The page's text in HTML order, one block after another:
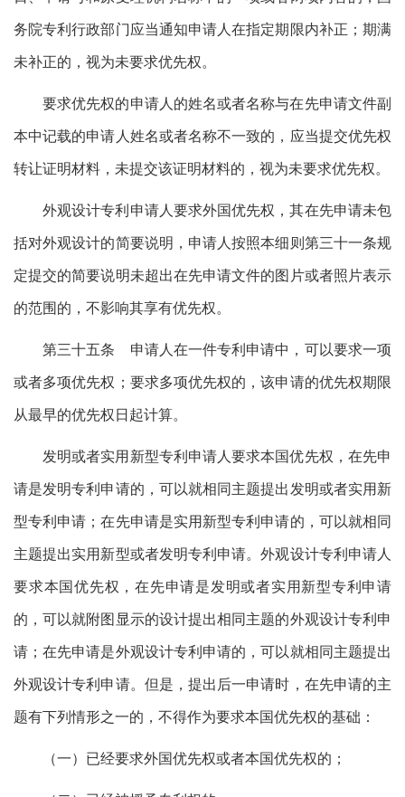
务院专利行政部门应当通知申请人在指定期限内补正；期满
未补正的，视为未要求优先权。
要求优先权的申请人的姓名或者名称与在先申请文件副
本中记载的申请人姓名或者名称不一致的，应当提交优先权
转让证明材料，未提交该证明材料的，视为未要求优先权。
外观设计专利申请人要求外国优先权，其在先申请未包
括对外观设计的简要说明，申请人按照本细则第三十一条规
定提交的简要说明未超出在先申请文件的图片或者照片表示
的范围的，不影响其享有优先权。
第三十五条 申请人在一件专利申请中，可以要求一项
或者多项优先权；要求多项优先权的，该申请的优先权期限
从最早的优先权日起计算。
发明或者实用新型专利申请人要求本国优先权，在先申
请是发明专利申请的，可以就相同主题提出发明或者实用新
型专利申请；在先申请是实用新型专利申请的，可以就相同
主题提出实用新型或者发明专利申请。外观设计专利申请人
要求本国优先权，在先申请是发明或者实用新型专利申请
的，可以就附图显示的设计提出相同主题的外观设计专利申
请；在先申请是外观设计专利申请的，可以就相同主题提出
外观设计专利申请。但是，提出后一申请时，在先申请的主
题有下列情形之一的，不得作为要求本国优先权的基础：
（一）已经要求外国优先权或者本国优先权的；